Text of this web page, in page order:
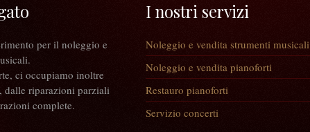
per il noleggio e
ci occupiamo inoltre
dalle riparazioni parziali
complete.
I nostri servizi
Noleggio e vendita strumenti musicali
Noleggio e vendita pianoforti
Restauro pianoforti
Servizio concerti